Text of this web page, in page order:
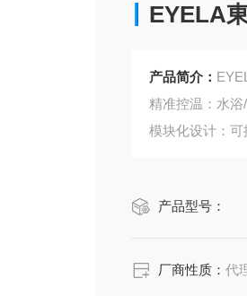
EYELA
产品简介：
精准控温：水浴
模块化设计：可
产品型号：
厂商性质：代